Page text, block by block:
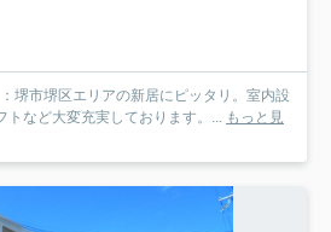
堺市堺区エリアの新居にピッタリ。室内設
トなど大変充実しております。... もっと見